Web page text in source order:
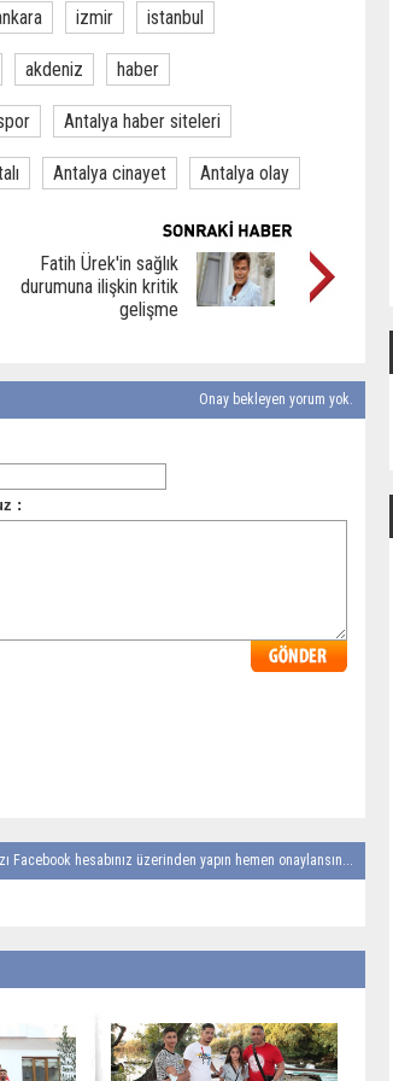
izmir istanbul
akdeniz haber
Antalya haber siteleri
Antalya cinayet Antalya olay
Fatih Ürek'in sağlık
durumuna ilişkin kritik
gelişme
Onay bekleyen yorum yok.
Facebook hesabınız üzerinden yapın hemen onaylansın...